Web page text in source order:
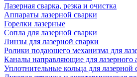
Лазерная сварка, резка и очистка
Аппараты лазерной сварки
Горелки лазерные
Сопла для лазерной сварки
Линзы для лазерной сварки
Ролики подающего механизма для
Каналы направляющие для лазерного
Уплотнительные кольца для лазерной